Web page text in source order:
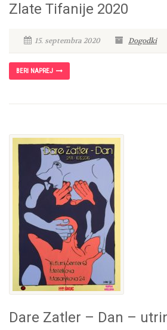
Zlate Tifanije 2020
15. septembra 2020 Dogodki
BERI NAPREJ
Dare Zatler – Dan –